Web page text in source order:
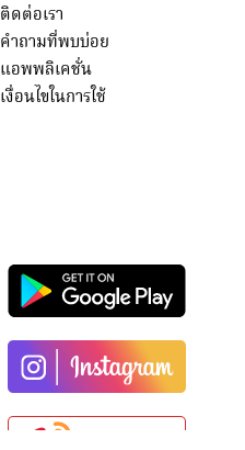
ติดต่อเรา
คำถามที่พบบ่อย
แอพพลิเคชั่น
เงื่อนไขในการใช้